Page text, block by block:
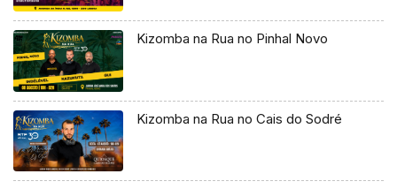
Kizomba na Rua no Pinhal Novo
Kizomba na Rua no Cais do Sodré